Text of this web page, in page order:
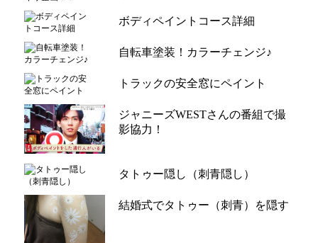
ボディペイントコース詳細
自転車塗装！カラーチェンジ♪
トラックの安全窓にペイント
ジャニーズWESTさんの番組で撮
影協力！
タトゥー隠し（刺青隠し）
結婚式でタトゥー（刺青）を隠す